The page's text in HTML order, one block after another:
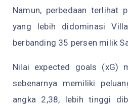
Namun, perbedaan terlihat
yang lebih didominasi
berbanding 35 persen milik
Nilai expected goals (xG)
sebenarnya memiliki
angka 2,38, lebih tinggi